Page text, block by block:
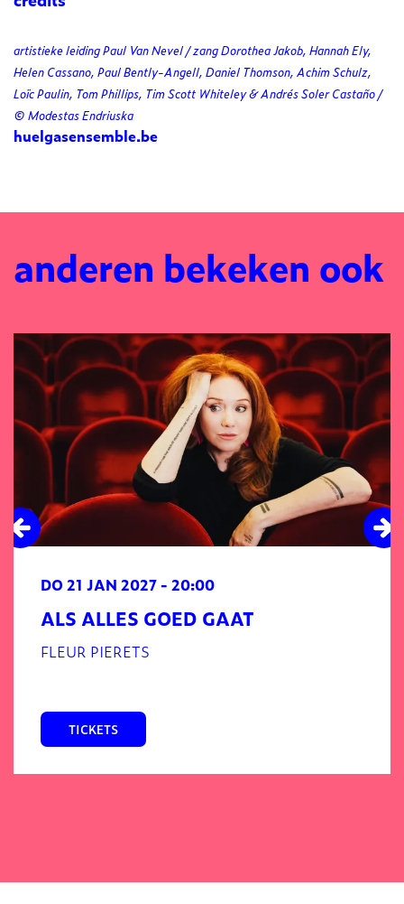
artistieke leiding Paul Van Nevel / zang Dorothea Jakob, Hannah Ely,
Helen Cassano, Paul Bently-Angell, Daniel Thomson, Achim Schulz,
Loïc Paulin, Tom Phillips, Tim Scott Whiteley & Andrés Soler Castaño /
© Modestas Endriuska
huelgasensemble.be
anderen bekeken ook
ALS ALLES GOED GAAT
FLEUR PIERETS
DO 21 JAN 2027 - 20:00
TICKETS